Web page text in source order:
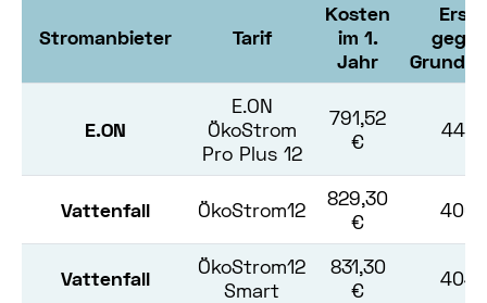
Stromanbieter Tarif
Kosten
im 1.
Jahr
E.ON
E.ON
ÖkoStrom
Pro Plus 12
791,52
€
Vattenfall ÖkoStrom12
829,30
€
Vattenfall
ÖkoStrom12
Smart
831,30
€